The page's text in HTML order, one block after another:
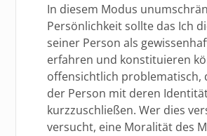
In diesem Modus
Persönlichkeit sollte das Ich
seiner Person als
erfahren und konstituieren
offensichtlich problematisch,
der Person mit deren
kurzzuschließen. Wer dies
versucht, eine Moralität des